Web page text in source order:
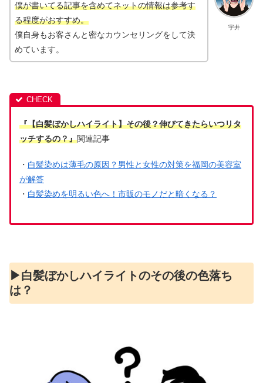
宇井
僕が書いてる記事を含めてネットの情報は参考す
る程度がおすすめ。
僕自身もお客さんと密なカウンセリングをして決
めています。
『【白髪ぼかしハイライト】その後？伸びてきたらいつリタ
ッチするの？』関連記事
・ 白髪染めは薄毛の原因？男性と女性の対策を福岡の美容室
が解答
・ 白髪染めを明るい色へ！市販のモノだと暗くなる？
▶︎白髪ぼかしハイライトのその後の色落ち
は？